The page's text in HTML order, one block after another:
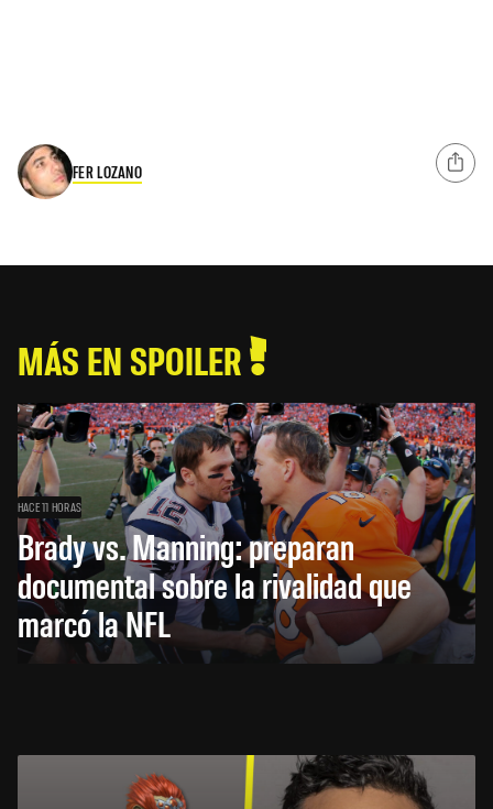
FER LOZANO
MÁS EN SPOILER
HACE 11 HORAS
Brady vs. Manning: preparan
documental sobre la rivalidad que
marcó la NFL